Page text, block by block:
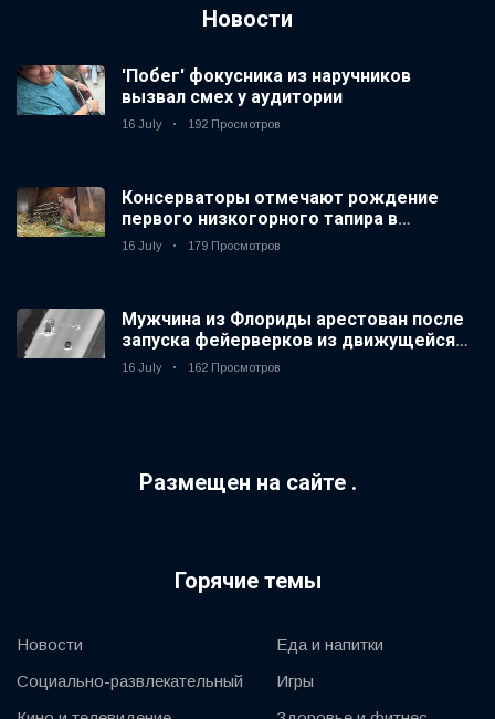
Новости
'Побег' фокусника из наручников
вызвал смех у аудитории
16 July 192 Просмотров
Консерваторы отмечают рождение
первого низкогорного тапира в
зоопарке Великобритании за 14 лет
16 July 179 Просмотров
Мужчина из Флориды арестован после
запуска фейерверков из движущейся
машины
16 July 162 Просмотров
Размещен на сайте .
Горячие темы
Новости
Социально-развлекательный
Еда и напитки
Игры